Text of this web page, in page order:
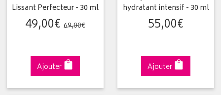
Lissant Perfecteur - 30 ml
49,00€ 69,00€
Ajouter
hydratant intensif - 30 ml
55,00€
Ajouter